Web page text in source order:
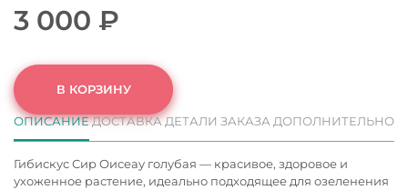
3 000 ₽
В КОРЗИНУ
ОПИСАНИЕДОСТАВКАДЕТАЛИ ЗАКАЗА ДОПОЛНИТЕЛЬНО
Гибискус Сир Оисеау голубая — красивое, здоровое и
ухоженное растение, идеально подходящее для озеленения